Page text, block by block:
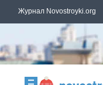
Журнал Novostroyki.org